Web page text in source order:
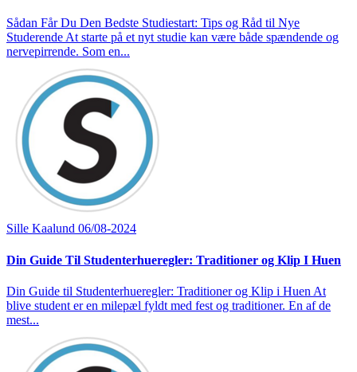
Sådan Får Du Den Bedste Studiestart: Tips og Råd til Nye
Studerende At starte på et nyt studie kan være både spændende og
nervepirrende. Som en...
Sille Kaalund 06/08-2024
Din Guide Til Studenterhueregler: Traditioner og Klip I Huen
Din Guide til Studenterhueregler: Traditioner og Klip i Huen At
blive student er en milepæl fyldt med fest og traditioner. En af de
mest...